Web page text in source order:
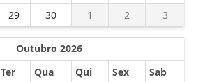
29 30 1 2 3
Outubro 2026
Ter Qua Qui Sex
Sab